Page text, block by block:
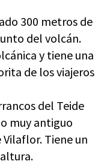
300 metros de
del volcán.
y tiene una
de los viajeros
del Teide
muy antiguo
Tiene un